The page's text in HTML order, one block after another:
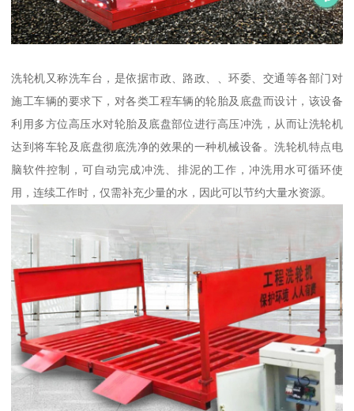
洗轮机又称洗车台，是依据市政、路政、、环委、交通等各部门对
施工车辆的要求下，对各类工程车辆的轮胎及底盘而设计，该设备
利用多方位高压水对轮胎及底盘部位进行高压冲洗，从而让洗轮机
达到将车轮及底盘彻底洗净的效果的一种机械设备。洗轮机特点电
脑软件控制，可自动完成冲洗、排泥的工作，冲洗用水可循环使
用，连续工作时，仅需补充少量的水，因此可以节约大量水资源。